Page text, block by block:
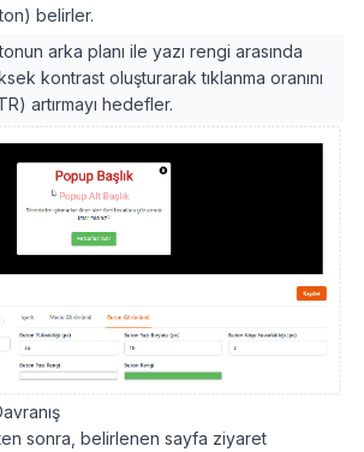
belirler.
arka planı ile yazı rengi arasında
kontrast oluşturarak tıklanma oranını
artırmayı hedefler.
sonra, belirlenen sayfa ziyaret